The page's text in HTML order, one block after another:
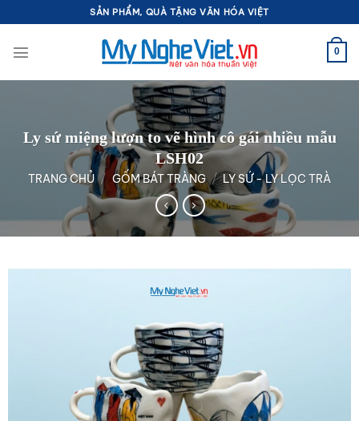
qua
nội
SẢN PHẨM, QUÀ TẶNG VĂN HÓA VIỆT
0
Ly sứ miệng lượn to vẽ hình cô gái nhiều mẫu
LSH02
TRANG CHỦ / GỐM BÁT TRÀNG / LY SỨ - LY LỌC TRÀ